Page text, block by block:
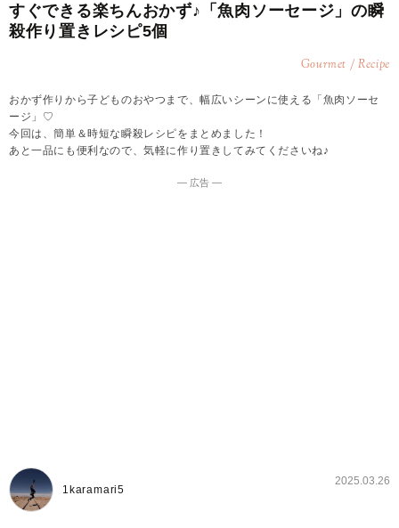
すぐできる楽ちんおかず♪「魚肉ソーセージ」の瞬
殺作り置きレシピ5個
Gourmet / Recipe
おかず作りから子どものおやつまで、幅広いシーンに使える「魚肉ソーセ
ージ」♡
今回は、簡単＆時短な瞬殺レシピをまとめました！
あと一品にも便利なので、気軽に作り置きしてみてくださいね♪
― 広告 ―
1karamari5
2025.03.26